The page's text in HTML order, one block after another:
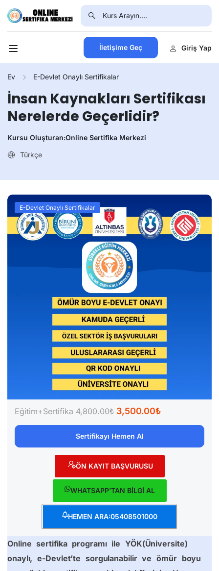
İletişime Geç Giriş Yap
Ev E-Devlet Onaylı Sertifikalar
İnsan Kaynakları Sertifikası
Nerelerde Geçerlidir?
Kursu Oluşturan:Online Sertifika Merkezi
Türkçe
E-Devlet Onaylı Sertifikalar
Eğitim+Sertifika 4,800.00₺ 3,500.00₺
Sertifikayı Hemen Al
ÖN KAYIT BAŞVURUSU
WHATSAPP’TAN BİLGİ AL
HEMEN ARA:05408501000
Online sertifika programı ile YÖK(Üniversite)
onaylı, e-Devlet’te sorgulanabilir ve ömür boyu